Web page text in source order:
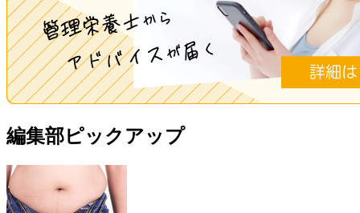
編集部ピックアップ